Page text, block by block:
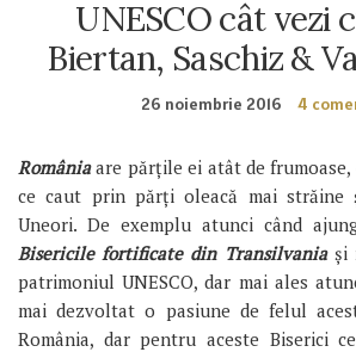
UNESCO cât vezi
Biertan, Saschiz &
26 noiembrie 2016 4
Româniaare părțile ei atât de
ce caut prin părți oleacă mai străine
Uneori. De exemplu atunci când
Bisericile fortificate din Transilvaniași
patrimoniul UNESCO, dar mai ales
mai dezvoltat o pasiune de felul
România, dar pentru aceste Biserici